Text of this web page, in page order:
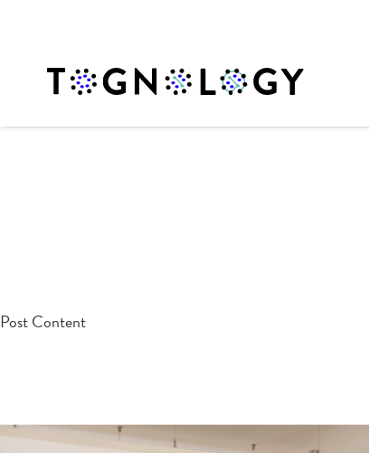
Post Content